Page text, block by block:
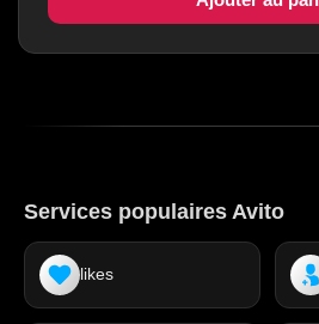
Services populaires Avito
likes